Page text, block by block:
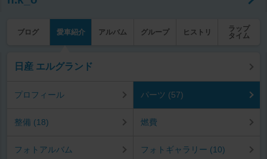
ブログ 愛車紹介 アルバム グループ ヒストリ
ラップ
タイム
日産 エルグランド
プロフィール パーツ (57)
整備 (18) 燃費
フォトアルバム フォトギャラリー (10)